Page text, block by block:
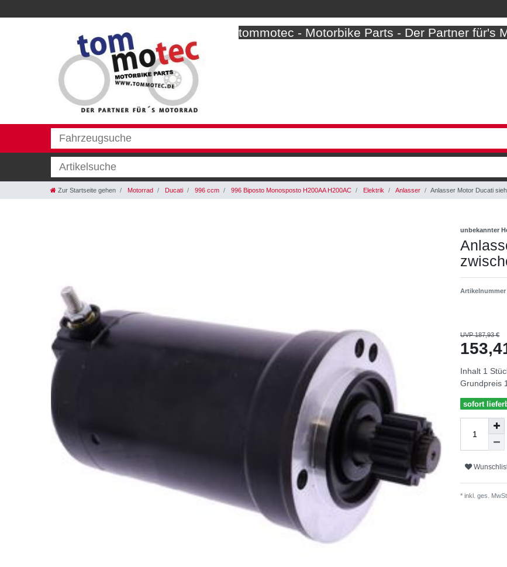
tommotec - Motorbike Parts - Der Partner für's
Zur Startseite gehen Motorrad Ducati 996 ccm 996 Biposto Monosposto H200AA H200AC Elektrik Anlasser Anlasser Motor Ducati
unbekannter
Artikelnummer
UVP 187,93 €
Inhalt 1
Grundpreis
sofort
* inkl. ges.